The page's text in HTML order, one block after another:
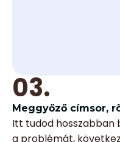
03.
Meggyőző címsor,
Itt tudod hosszabban
a problémát,